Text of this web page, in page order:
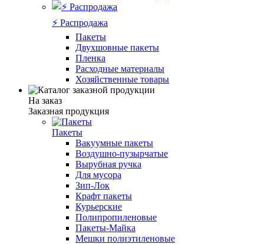
⚡️ Распродажа
Пакеты
Двухшовные пакеты
Пленка
Расходные материалы
Хозяйственные товары
На заказ
Заказная продукция
Пакеты
Вакуумные пакеты
Воздушно-пузырчатые
Вырубная ручка
Для мусора
Зип-Лок
Крафт пакеты
Курьерские
Полипропиленовые
Пакеты-Майка
Мешки полиэтиленовые